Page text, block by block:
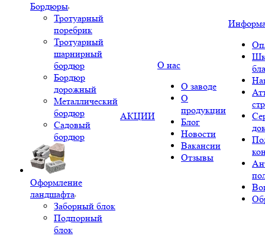
Бордюры
Тротуарный
поребрик
Тротуарный
шарнирный
бордюр
Бордюр
дорожный
Металлический
бордюр
Садовый
бордюр
Оформление
ландшафта
Заборный блок
Подпорный
блок
АКЦИИ
О нас
О заводе
О
продукции
Блог
Новости
Вакансии
Отзывы